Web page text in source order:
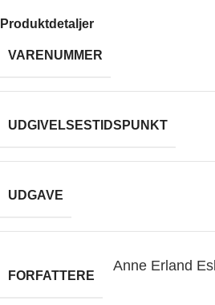
Produktdetaljer
VARENUMMER
UDGIVELSESTIDSPUNKT
UDGAVE
FORFATTERE
Anne Erland